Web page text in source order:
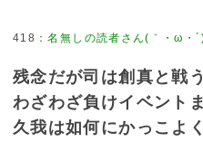
418 ：名無しの読者さん(｀・ω・
残念だが司は創真と戦
わざわざ負けイベント
久我は如何にかっこよ